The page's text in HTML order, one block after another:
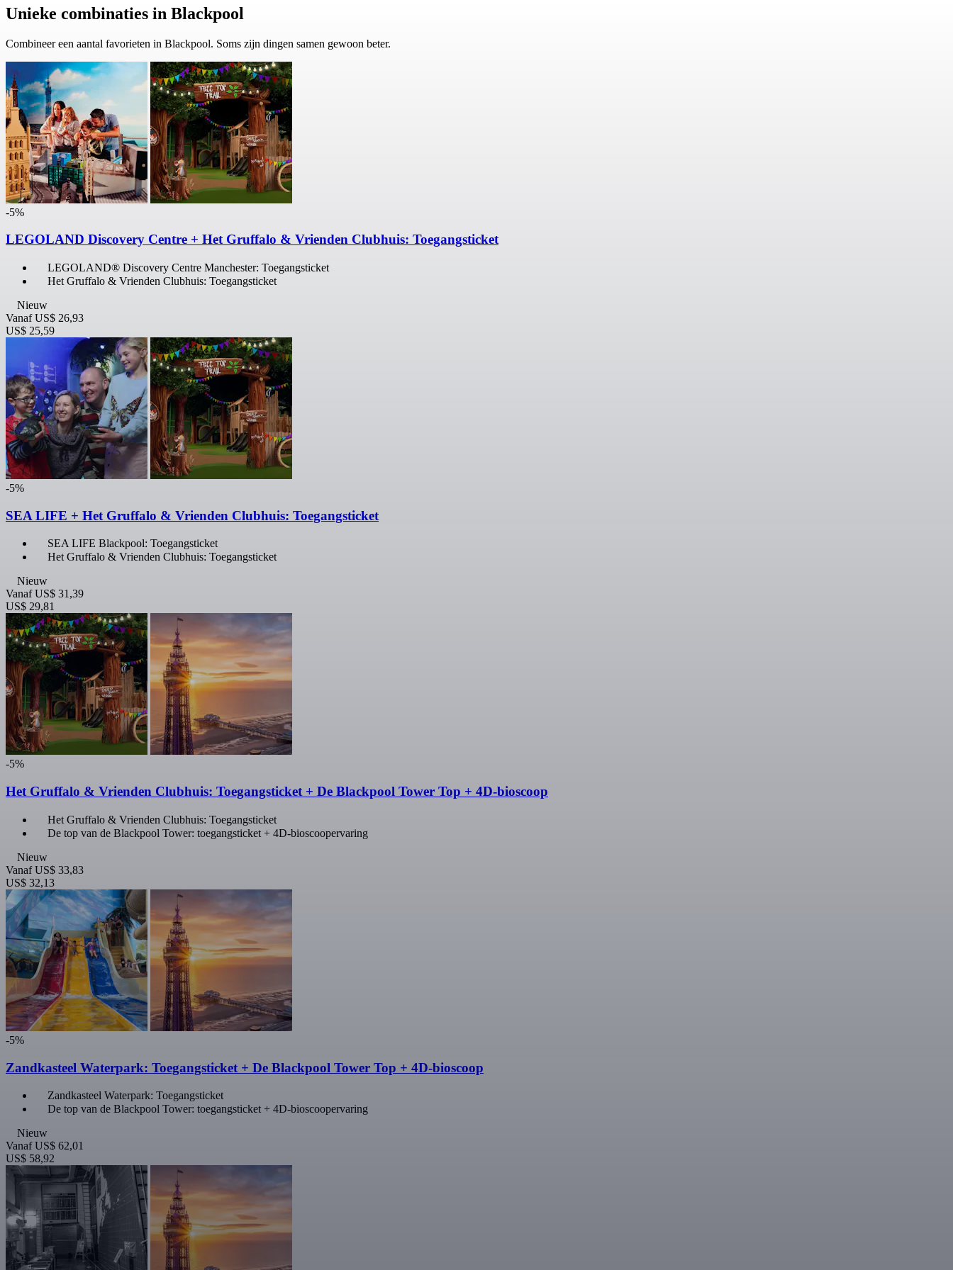
Unieke combinaties in Blackpool
Combineer een aantal favorieten in Blackpool. Soms zijn dingen samen gewoon beter.
-5%
LEGOLAND Discovery Centre + Het Gruffalo & Vrienden Clubhuis: Toegangsticket
LEGOLAND® Discovery Centre Manchester: Toegangsticket
Het Gruffalo & Vrienden Clubhuis: Toegangsticket
Nieuw
Vanaf US$ 26,93
US$ 25,59
-5%
SEA LIFE + Het Gruffalo & Vrienden Clubhuis: Toegangsticket
SEA LIFE Blackpool: Toegangsticket
Het Gruffalo & Vrienden Clubhuis: Toegangsticket
Nieuw
Vanaf US$ 31,39
US$ 29,81
-5%
Het Gruffalo & Vrienden Clubhuis: Toegangsticket + De Blackpool Tower Top + 4D-bioscoop
Het Gruffalo & Vrienden Clubhuis: Toegangsticket
De top van de Blackpool Tower: toegangsticket + 4D-bioscoopervaring
Nieuw
Vanaf US$ 33,83
US$ 32,13
-5%
Zandkasteel Waterpark: Toegangsticket + De Blackpool Tower Top + 4D-bioscoop
Zandkasteel Waterpark: Toegangsticket
De top van de Blackpool Tower: toegangsticket + 4D-bioscoopervaring
Nieuw
Vanaf US$ 62,01
US$ 58,92